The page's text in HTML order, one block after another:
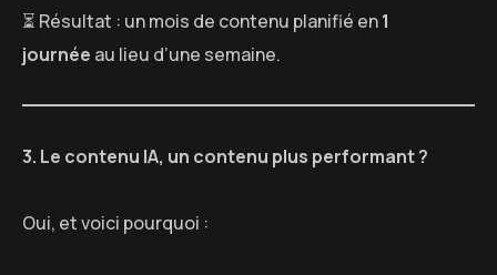
⏳ Résultat : un mois de contenu planifié en1
journée au lieu d’une semaine.
3. Le contenu IA, un contenu plus performant ?
Oui, et voici pourquoi :